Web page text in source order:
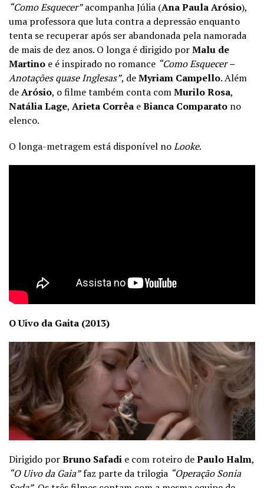
“Como Esquecer”acompanha Júlia (Ana Paula Arósio),
uma professora que luta contra a depressão enquanto
tenta se recuperar após ser abandonada pela namorada
de mais de dez anos. O longa é dirigido porMalu de
Martino e é inspirado no romance “Como Esquecer –
Anotações quase Inglesas”, deMyriam Campello. Além
deArósio, o filme também conta comMurilo Rosa,
Natália Lage, Arieta Corrêa eBianca Comparato no
elenco.
O longa-metragem está disponível noLooke.
O Uivo da Gaita (2013)
Dirigido porBruno Safadi e com roteiro dePaulo Halm,
“O Uivo da Gaia”faz parte da trilogia “Operação Sonia